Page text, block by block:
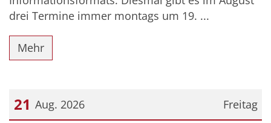
drei Termine immer montags um 19. ...
Mehr
Freitag
21 Aug. 2026